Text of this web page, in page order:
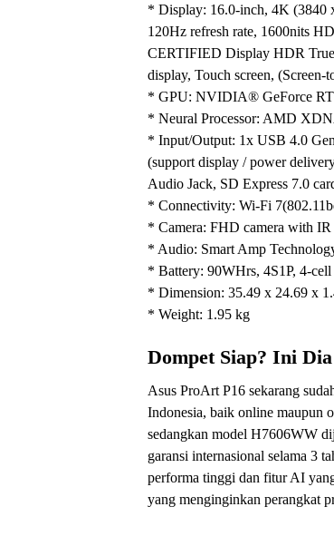
* Display: 16.0-inch, 4K (3840
120Hz refresh rate, 1600nits
CERTIFIED Display HDR
display, Touch screen,
* GPU: NVIDIA® GeForce
* Neural Processor: AMD
* Input/Output: 1x USB 4.0
(support display / power
Audio Jack, SD Express 7.0
* Connectivity: Wi-Fi
* Camera: FHD camera with
* Audio: Smart Amp
* Battery: 90WHrs, 4S1P, 4-
* Dimension: 35.49 x 24.69 x
* Weight: 1.95 kg
Dompet Siap? Ini
Asus ProArt P16 sekarang
Indonesia, baik online maupun
sedangkan model H7606WW
garansi internasional selama 3
performa tinggi dan fitur AI
yang menginginkan perangkat